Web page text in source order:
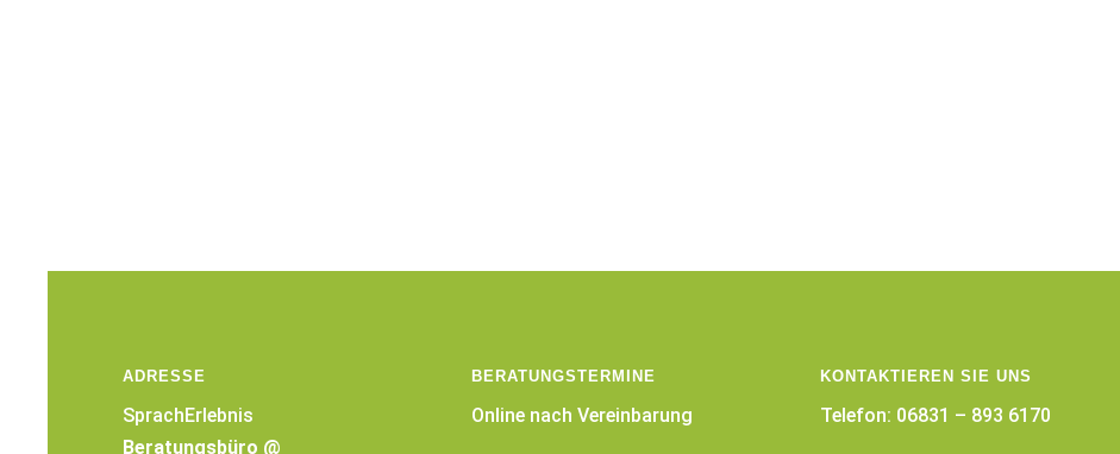
ADRESSE
SprachErlebnis
Beratungsbüro @
BERATUNGSTERMINE
Online nach Vereinbarung
KONTAKTIEREN SIE UNS
Telefon: 06831 – 893 6170